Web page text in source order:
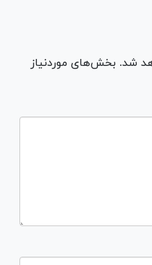
شد. بخش‌های موردنیاز